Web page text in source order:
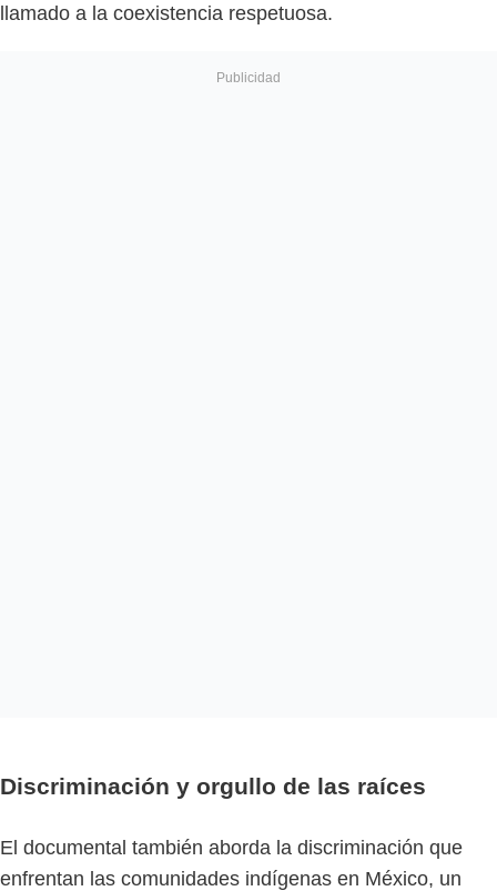
llamado a la coexistencia respetuosa.
Discriminación y orgullo de las raíces
El documental también aborda la discriminación que
enfrentan las comunidades indígenas en México, un